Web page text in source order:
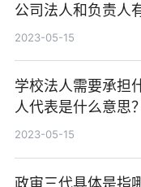
公司法人和负责人
2023-05-15
学校法人需要承担
人代表是什么意思？
2023-05-15
政审三代具体是指